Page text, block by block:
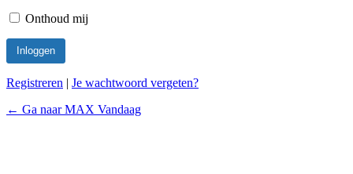
Onthoud mij
Registreren | Je wachtwoord vergeten?
← Ga naar MAX Vandaag